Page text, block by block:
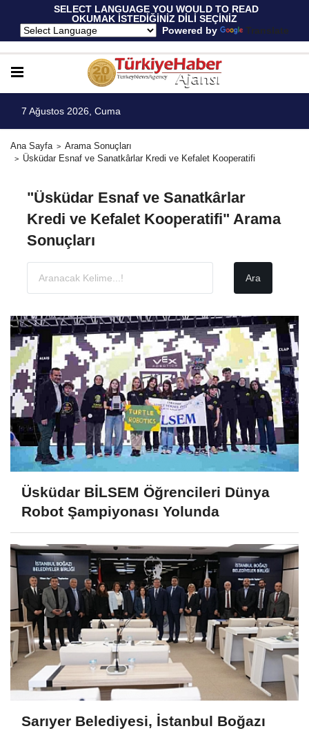
SELECT LANGUAGE YOU WOULD TO READ
OKUMAK İSTEDİĞİNİZ DİLİ SEÇİNİZ
Powered by
Translate
7 Ağustos 2026, Cuma
Ana Sayfa
Arama Sonuçları
Üsküdar Esnaf ve Sanatkârlar Kredi ve Kefalet Kooperatifi
"Üsküdar Esnaf ve Sanatkârlar
Kredi ve Kefalet Kooperatifi" Arama
Sonuçları
Üsküdar BİLSEM Öğrencileri Dünya
Robot Şampiyonası Yolunda
Sarıyer Belediyesi, İstanbul Boğazı